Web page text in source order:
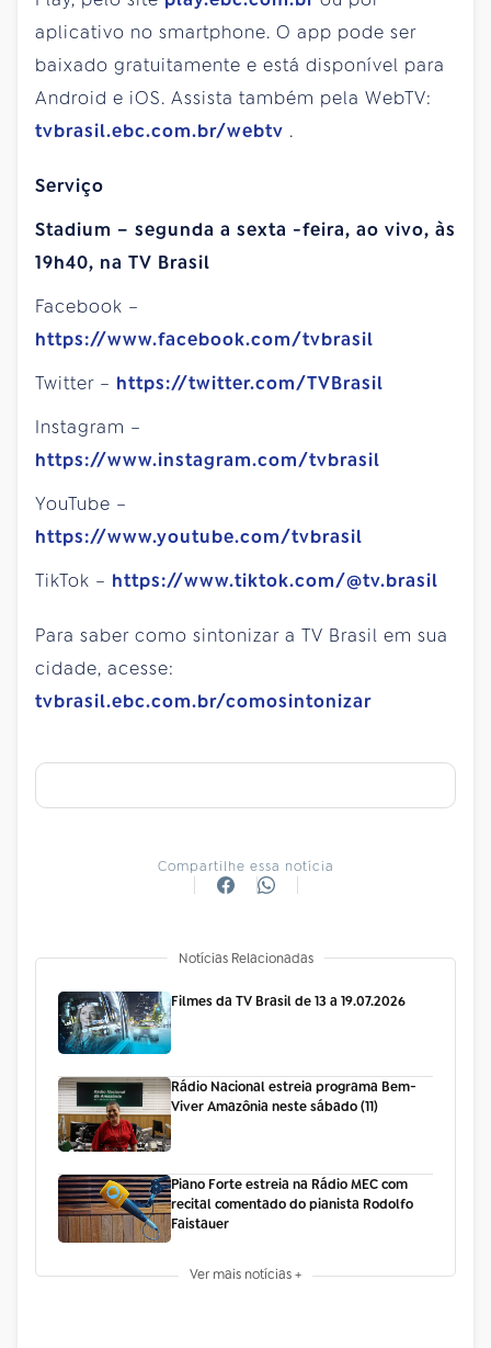
aplicativo no smartphone. O app pode ser
baixado gratuitamente e está disponível para
Android e iOS. Assista também pela WebTV:
tvbrasil.ebc.com.br/webtv .
Serviço
Stadium – segunda a sexta -feira, ao vivo, às
19h40, na TV Brasil
Facebook –
https://www.facebook.com/tvbrasil
Twitter – https://twitter.com/TVBrasil
Instagram –
https://www.instagram.com/tvbrasil
YouTube –
https://www.youtube.com/tvbrasil
TikTok – https://www.tiktok.com/@tv.brasil
Para saber como sintonizar a TV Brasil em sua
cidade, acesse:
tvbrasil.ebc.com.br/comosintonizar
Compartilhe essa notícia
Notícias Relacionadas
Filmes da TV Brasil de 13 a 19.07.2026
Rádio Nacional estreia programa Bem-
Viver Amazônia neste sábado (11)
Piano Forte estreia na Rádio MEC com
recital comentado do pianista Rodolfo
Faistauer
Ver mais notícias +